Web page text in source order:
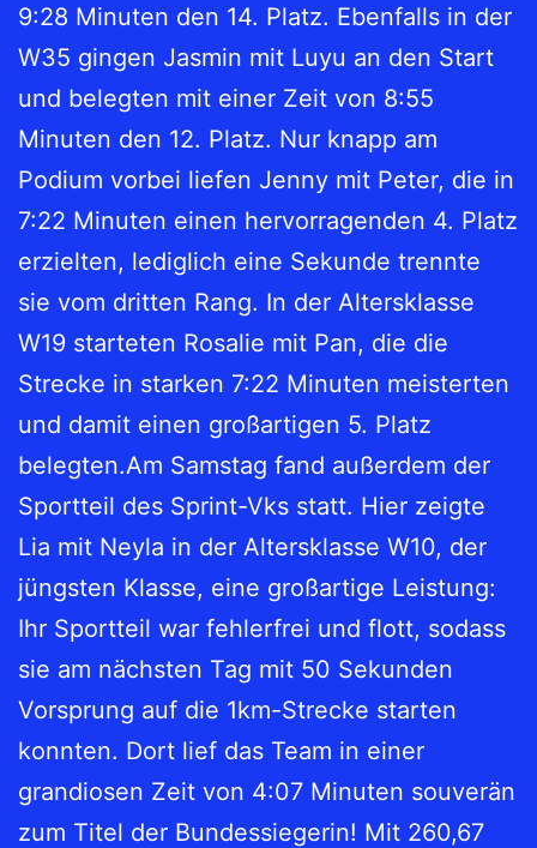
9:28 Minuten den 14. Platz. Ebenfalls in der
W35 gingen Jasmin mit Luyu an den Start
und belegten mit einer Zeit von 8:55
Minuten den 12. Platz. Nur knapp am
Podium vorbei liefen Jenny mit Peter, die in
7:22 Minuten einen hervorragenden 4. Platz
erzielten, lediglich eine Sekunde trennte
sie vom dritten Rang. In der Altersklasse
W19 starteten Rosalie mit Pan, die die
Strecke in starken 7:22 Minuten meisterten
und damit einen großartigen 5. Platz
belegten.Am Samstag fand außerdem der
Sportteil des Sprint-Vks statt. Hier zeigte
Lia mit Neyla in der Altersklasse W10, der
jüngsten Klasse, eine großartige Leistung:
Ihr Sportteil war fehlerfrei und flott, sodass
sie am nächsten Tag mit 50 Sekunden
Vorsprung auf die 1km-Strecke starten
konnten. Dort lief das Team in einer
grandiosen Zeit von 4:07 Minuten souverän
zum Titel der Bundessiegerin! Mit 260,67